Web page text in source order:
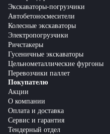
Экскаваторы-погрузчики
Автобетоносмесители
Колесные экскаваторы
Электропогрузчики
Ричстакеры
Гусеничные экскаваторы
Цельнометаллические фургоны
Перевозчики паллет
Покупателю
Акции
О компании
Оплата и доставка
Сервис и гарантия
Тендерный отдел